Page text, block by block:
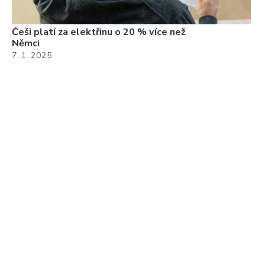
Češi platí za elektřinu o 20 % více než
Němci
7. 1. 2025